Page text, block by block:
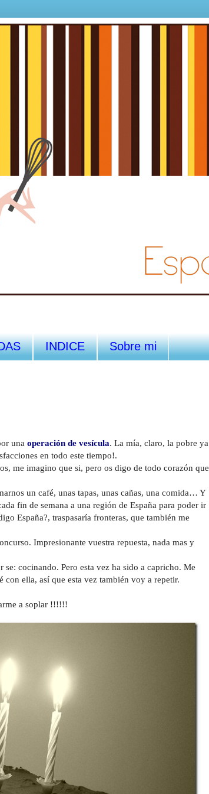
INDICE Sobre mi
una operación de vesícula. La mía, claro, la pobre ya
en todo este tiempo!.
me imagino que si, pero os digo de todo corazón que
un café, unas tapas, unas cañas, una comida… Y
fin de semana a una región de España para poder ir
España?, traspasaría fronteras, que también me
Impresionante vuestra repuesta, nada mas y
cocinando. Pero esta vez ha sido a capricho. Me
con ella, así que esta vez también voy a repetir.
a soplar !!!!!!